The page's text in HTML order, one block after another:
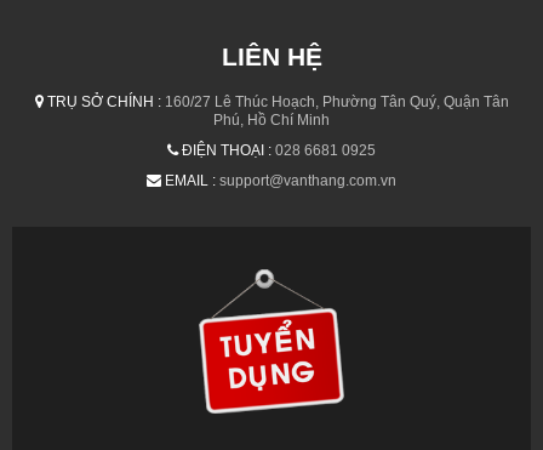
LIÊN HỆ
TRỤ SỞ CHÍNH :160/27 Lê Thúc Hoạch, Phường Tân Quý, Quận Tân
Phú, Hồ Chí Minh
ĐIỆN THOẠI : 028 6681 0925
EMAIL : support@vanthang.com.vn